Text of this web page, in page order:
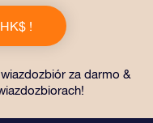
obejmuje piękną
wysłane na
cyfrowe i bezpłatny
przyjaciołom i
!
za darmo &